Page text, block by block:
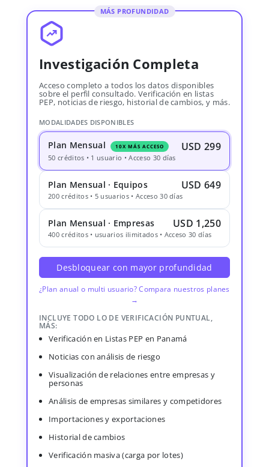
MÁS PROFUNDIDAD
Investigación Completa
Acceso completo a todos los datos disponibles
sobre el perfil consultado. Verificación en listas
PEP, noticias de riesgo, historial de cambios, y más.
MODALIDADES DISPONIBLES
Plan Mensual 10X MÁS ACCESO USD 299
50 créditos • 1 usuario • Acceso 30 días
Plan Mensual · Equipos USD 649
200 créditos • 5 usuarios • Acceso 30 días
Plan Mensual · Empresas USD 1,250
400 créditos • usuarios ilimitados • Acceso 30 días
Desbloquear con mayor profundidad
¿Plan anual o multi usuario? Compara nuestros planes
→
INCLUYE TODO LO DE VERIFICACIÓN PUNTUAL,
MÁS:
Verificación en Listas PEP en Panamá
Noticias con análisis de riesgo
Visualización de relaciones entre empresas y
personas
Análisis de empresas similares y competidores
Importaciones y exportaciones
Historial de cambios
Verificación masiva (carga por lotes)